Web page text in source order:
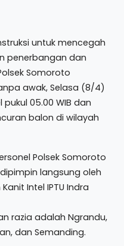
untuk mencegah
penerbangan dan
Somoroto
awak, Selasa (8/4)
05.00 WIB dan
balon di wilayah
Polsek Somoroto
langsung oleh
Intel IPTU Indra
razia adalah Ngrandu,
dan Semanding.